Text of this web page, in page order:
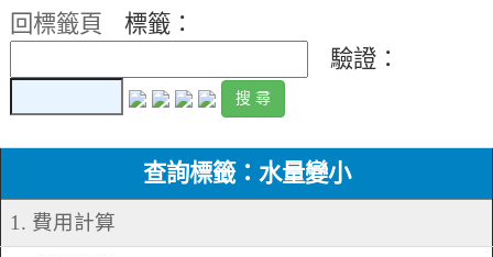
回標籤頁
標籤：
驗證：
查詢標籤：水量變小
1. 費用計算